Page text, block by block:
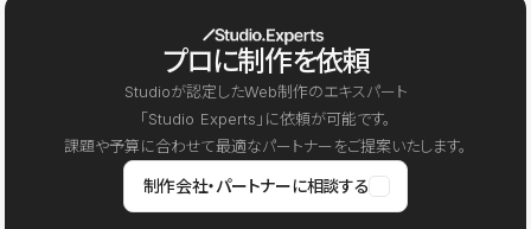
プロに制作を依頼
Studioが認定したWeb制作のエキスパート
「Studio Experts」に依頼が可能です。
課題や予算に合わせて最適なパートナーをご提案いたします。
制作会社・パートナーに相談する